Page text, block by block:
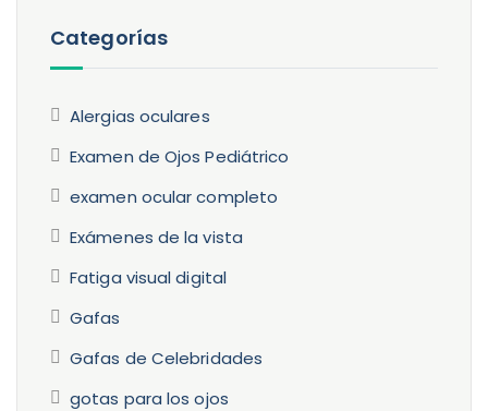
Categorías
Alergias oculares
Examen de Ojos Pediátrico
examen ocular completo
Exámenes de la vista
Fatiga visual digital
Gafas
Gafas de Celebridades
gotas para los ojos